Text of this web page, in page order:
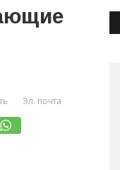
Эл. почта